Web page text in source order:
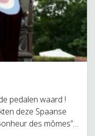
pedalen waard !
deze Spaanse
des mômes”…